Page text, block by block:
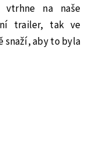
vtrhne na naše
trailer, tak ve
snaží, aby to byla